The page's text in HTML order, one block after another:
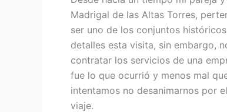
Madrigal de las Altas Torres,
ser uno de los conjuntos
detalles esta visita, sin embargo,
contratar los servicios de una
fue lo que ocurrió y menos mal
intentamos no desanimarnos por
viaje.